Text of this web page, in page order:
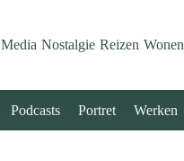
Media Nostalgie Reizen Wonen
Podcasts Portret Werken